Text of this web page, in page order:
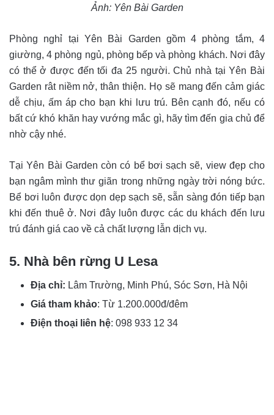
Ảnh: Yên Bài Garden
Phòng nghỉ tại Yên Bài Garden gồm 4 phòng tắm, 4
giường, 4 phòng ngủ, phòng bếp và phòng khách. Nơi đây
có thể ở được đến tối đa 25 người. Chủ nhà tại Yên Bài
Garden rât niềm nở, thân thiện. Họ sẽ mang đến cảm giác
dễ chịu, ấm áp cho bạn khi lưu trú. Bên cạnh đó, nếu có
bất cứ khó khăn hay vướng mắc gì, hãy tìm đến gia chủ để
nhờ cậy nhé.
Tại Yên Bài Garden còn có bể bơi sạch sẽ, view đẹp cho
bạn ngâm mình thư giãn trong những ngày trời nóng bức.
Bể bơi luôn được dọn dẹp sạch sẽ, sẵn sàng đón tiếp bạn
khi đến thuê ở. Nơi đây luôn được các du khách đến lưu
trú đánh giá cao về cả chất lượng lẫn dịch vụ.
5. Nhà bên rừng U Lesa
Địa chỉ: Lâm Trường, Minh Phú, Sóc Sơn, Hà Nội
Giá tham khảo: Từ 1.200.000đ/đêm
Điện thoại liên hệ: 098 933 12 34